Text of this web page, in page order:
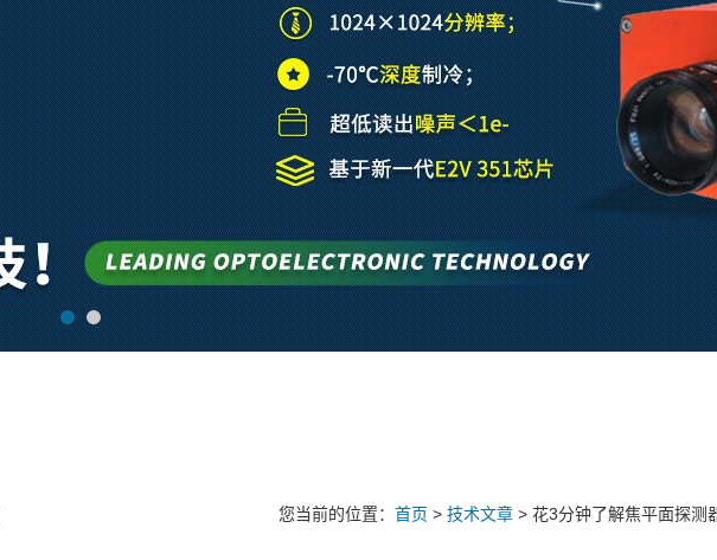
您当前的位置： 首页 > 技术文章 > 花3分钟了解焦平面探测